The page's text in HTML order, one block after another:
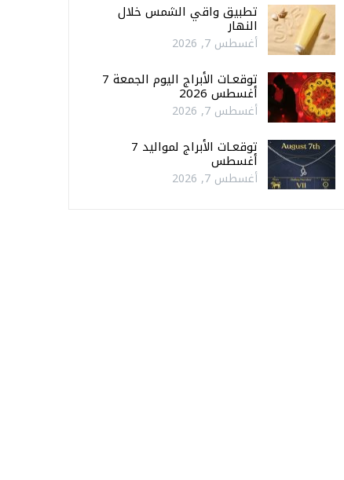
تطبيق واقي الشمس خلال
النهار
أغسطس 7, 2026
توقعـات الأبراج اليوم الجمعة 7
أغسطس 2026
أغسطس 7, 2026
توقعـات الأبراج لمواليد 7
أغسطس
أغسطس 7, 2026